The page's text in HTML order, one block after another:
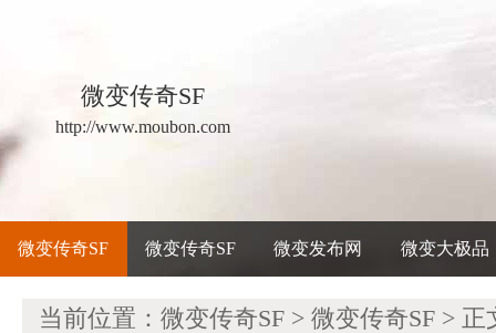
微变传奇SF
http://www.moubon.com
微变传奇SF 微变传奇SF 微变发布网 微变大极品
当前位置： 微变传奇SF > 微变传奇SF > 正